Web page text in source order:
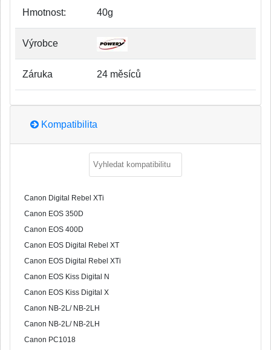
Hmotnost: 40g
Výrobce
Záruka 24 měsíců
Kompatibilita
Canon Digital Rebel XTi
Canon EOS 350D
Canon EOS 400D
Canon EOS Digital Rebel XT
Canon EOS Digital Rebel XTi
Canon EOS Kiss Digital N
Canon EOS Kiss Digital X
Canon NB-2L/ NB-2LH
Canon NB-2L/ NB-2LH
Canon PC1018